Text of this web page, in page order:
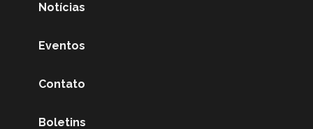
Notícias
Eventos
Contato
Boletins